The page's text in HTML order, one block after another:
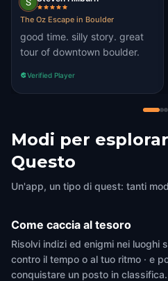
The Oz Escape in Boulder
good time. silly story. great
tour of downtown boulder.
Verified Player
Modi per
Questo
Un'app, un tipo di quest: tanti
Come caccia al tesoro
Risolvi indizi ed enigmi nei luoghi
contro il tempo o al tuo ritmo · e
conquistare un posto in classifica.